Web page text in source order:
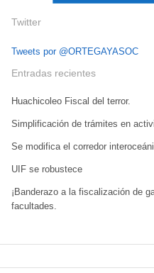
Twitter
Tweets por @ORTEGAYASOC
Entradas recientes
Huachicoleo Fiscal del terror.
Simplificación de trámites en
Se modifica el corredor
UIF se robustece
¡Banderazo a la fiscalización de
facultades.